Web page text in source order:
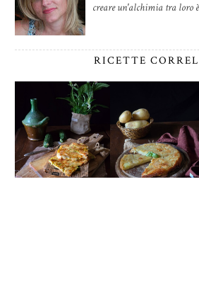
creare un'alchimia tra loro
RICETTE